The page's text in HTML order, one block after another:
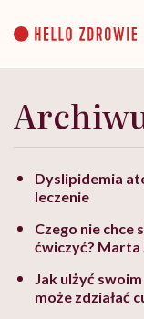
content
Dyslipidemia
leczenie
Czego nie chce
ćwiczyć? Marta
Jak ulżyć
może zdziałać